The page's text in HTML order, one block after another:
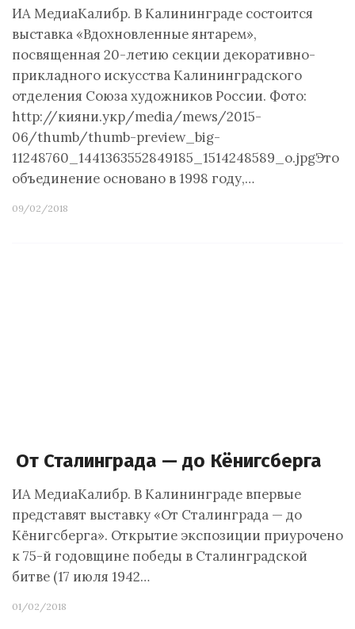
ИА МедиаКалибр. В Калининграде состоится
выставка «Вдохновленные янтарем»,
посвященная 20-летию секции декоративно-
прикладного искусства Калининградского
отделения Союза художников России. Фото:
http://кияни.укр/media/mews/2015-
06/thumb/thumb-preview_big-
11248760_1441363552849185_1514248589_o.jpgЭто
объединение основано в 1998 году,…
09/02/2018
От Сталинграда — до Кёнигсберга
ИА МедиаКалибр. В Калининграде впервые
представят выставку «От Сталинграда — до
Кёнигсберга». Открытие экспозиции приурочено
к 75-й годовщине победы в Сталинградской
битве (17 июля 1942…
01/02/2018